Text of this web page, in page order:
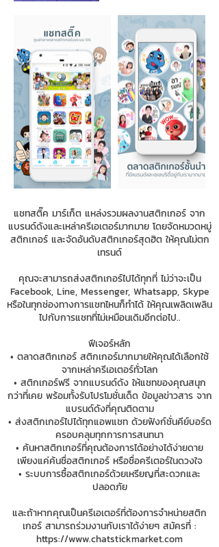
แชทสติ๊ค มาร์เก็ต แหล่งรวมผลงานสติกเกอร์ จาก
แบรนด์ดังและเหล่าครีเอเตอร์มากมาย โดยจัดหมวดหมู่
สติกเกอร์ และจัดอันดับสติกเกอร์สุดฮิต ให้คุณไม่ตก
เทรนด์
คุณจะสามารถส่งสติกเกอร์ไปได้ทุกที่ ไม่ว่าจะเป็น
Facebook, Line, Messenger, Whatsapp, Skype
หรือในทุกช่องทางการแชทไหนก็ทำได้ ให้คุณเพลิดเพลิน
ไปกับการแชทที่ไม่เหมือนเดิมอีกต่อไป..
ฟีเจอร์หลัก
• ตลาดสติกเกอร์ สติกเกอร์มากมายให้คุณได้เลือกใช้
จากเหล่าครีเอเตอร์ทั่วโลก
• สติกเกอร์ฟรี จากแบรนด์ดัง ให้แชทของคุณสนุก
กว่าที่เคย พร้อมทั้งรับโปรโมชั่นเด็ด ข้อมูลข่าวสาร จาก
แบรนด์ดังที่คุณติดตาม
• ส่งสติกเกอร์ไปได้ทุกแอพแชท ด้วยฟังก์ชั่นคีย์บอร์ด
ครอบคลุมทุกการการสนทนา
• ค้นหาสติกเกอร์ที่คุณต้องการได้อย่างได้ง่ายดาย
เพียงแค่ค้นชื่อสติกเกอร์ หรือชื่อครีเตอร์ในดวงใจ
• ระบบการซื้อสติกเกอร์ด้วยเหรียญที่สะดวกและ
ปลอดภัย
และถ้าหากคุณเป็นครีเอเตอร์ที่ต้องการจำหน่ายสติก
เกอร์ สามารถร่วมงานกับเราได้ง่ายๆ สมัครที่ :
https://www.chatstickmarket.com